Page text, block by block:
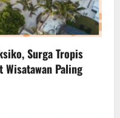
Surga Tropis
Wisatawan Paling